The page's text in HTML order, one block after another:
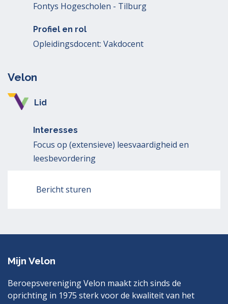
Fontys Hogescholen - Tilburg
Profiel en rol
Opleidingsdocent: Vakdocent
Velon
Lid
Interesses
Focus op (extensieve) leesvaardigheid en
leesbevordering
Bericht sturen
Mijn Velon
Beroepsvereniging Velon maakt zich sinds de
oprichting in 1975 sterk voor de kwaliteit van het